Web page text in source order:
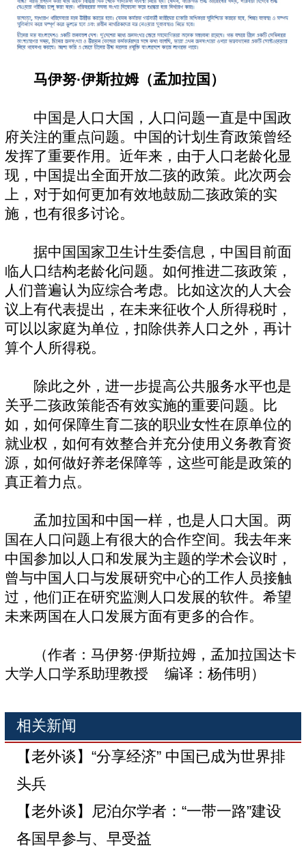
马伊努·伊斯拉姆（孟加拉国）
中国是人口大国，人口问题一直是中国政
府关注的重点问题。中国的计划生育政策曾经
发挥了重要作用。近年来，由于人口老龄化显
现，中国提出全面开放二孩的政策。此次两会
上，对于如何更加有效地鼓励二孩政策的实
施，也有很多讨论。
据中国国家卫生计生委信息，中国目前面
临人口结构老龄化问题。如何推进二孩政策，
人们普遍认为应综合考虑。比如这次的人大会
议上有代表提出，在未来征收个人所得税时，
可以以家庭为单位，扣除供养人口之外，再计
算个人所得税。
除此之外，进一步提高公共服务水平也是
关乎二孩政策能否有效实施的重要问题。比
如，如何保障生育二孩的职业女性在原单位的
就业权，如何有效整合并充分使用义务教育资
源，如何做好养老保障等，这些可能是政策的
真正着力点。
孟加拉国和中国一样，也是人口大国。两
国在人口问题上有很大的合作空间。我去年来
中国参加以人口和发展为主题的学术会议时，
曾与中国人口与发展研究中心的工作人员接触
过，他们正在研究监测人口发展的软件。希望
未来两国在人口发展方面有更多的合作。
（作者：马伊努·伊斯拉姆，孟加拉国达卡
大学人口学系助理教授 编译：杨伟明）
相关新闻
【老外谈】“分享经济” 中国已成为世界排
头兵
【老外谈】尼泊尔学者：“一带一路”建设
各国早参与、早受益